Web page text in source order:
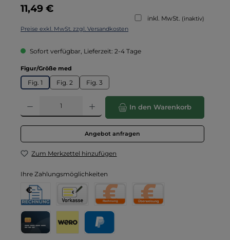
Regulärer Preis:
11,49 €
inkl. MwSt. (inaktiv)
Preise exkl. MwSt. zzgl. Versandkosten
Sofort verfügbar, Lieferzeit: 2-4 Tage
Figur/Größe med
Fig. 1 Fig. 2 Fig. 3
Produkt Anzahl: Gib den gewünschten Wert ein oder benutze die
In den Warenkorb
Angebot anfragen
Zum Merkzettel hinzufügen
Ihre Zahlungsmöglichkeiten